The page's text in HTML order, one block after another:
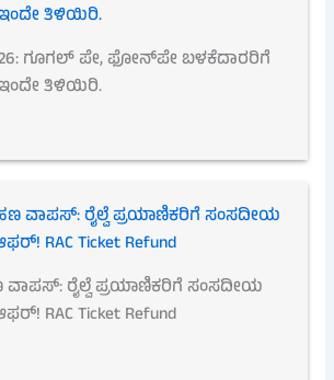
ಗೂಗಲ್ ಪೇ, ಫೋನ್‌ಪೇ ಬಳಕೆದಾರರಿಗೆ
ತಿಳಿಯಿರಿ.
ರೈಲ್ವೆ ಪ್ರಯಾಣಿಕರಿಗೆ ಸಂಸದೀಯ
RAC Ticket Refund